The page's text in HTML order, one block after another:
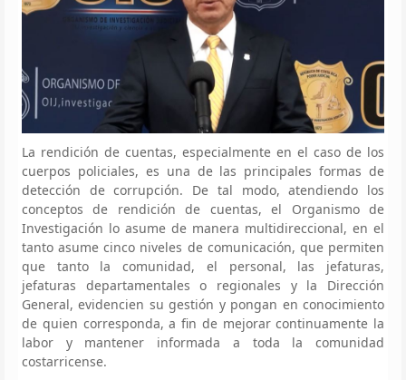
La rendición de cuentas, especialmente en el caso de los
cuerpos policiales, es una de las principales formas de
detección de corrupción. De tal modo, atendiendo los
conceptos de rendición de cuentas, el Organismo de
Investigación lo asume de manera multidireccional, en el
tanto asume cinco niveles de comunicación, que permiten
que tanto la comunidad, el personal, las jefaturas,
jefaturas departamentales o regionales y la Dirección
General, evidencien su gestión y pongan en conocimiento
de quien corresponda, a fin de mejorar continuamente la
labor y mantener informada a toda la comunidad
costarricense.